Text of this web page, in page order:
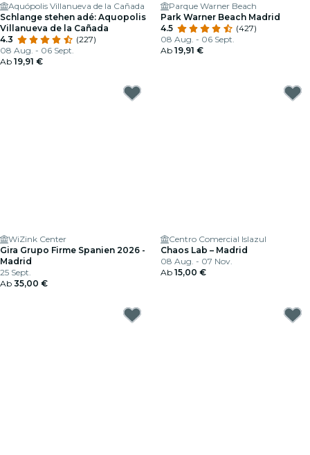
Aquópolis Villanueva de la Cañada
Schlange stehen adé: Aquopolis
Villanueva de la Cañada
4.3
(227)
08 Aug. - 06 Sept.
Ab 19,91 €
Parque Warner Beach
Park Warner Beach Madrid
4.5
(427)
08 Aug. - 06 Sept.
Ab 19,91 €
WiZink Center
Gira Grupo Firme Spanien 2026 -
Madrid
25 Sept.
Ab 35,00 €
Centro Comercial Islazul
Chaos Lab – Madrid
08 Aug. - 07 Nov.
Ab 15,00 €